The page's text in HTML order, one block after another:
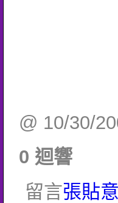
@ 10/30/
0 迴響
留言張貼